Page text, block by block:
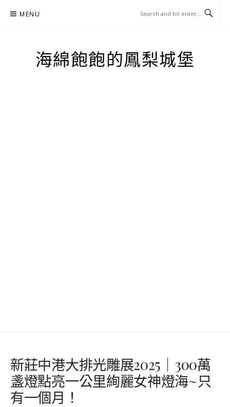
MENU
海綿飽飽的鳳梨城堡
新莊中港大排光雕展2025｜300萬
盞燈點亮一公里絢麗女神燈海~只
有一個月！